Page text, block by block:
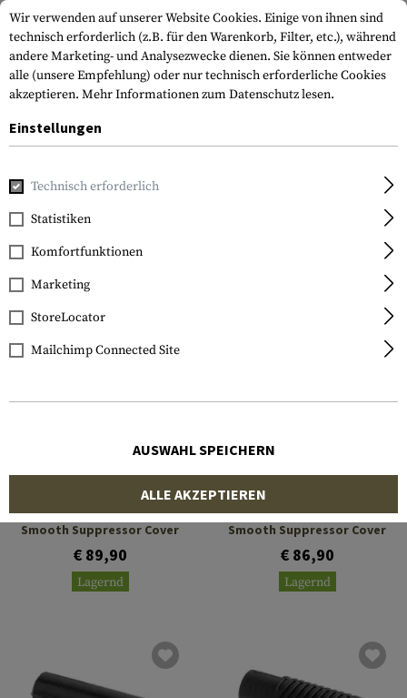
Home Waffenzubehör
FILTER
8 x 1.75 Inch ID Large
Smooth Suppressor Cover
€ 89,90
Lagernd
7.5 x 1.375 Inch ID Slim
Smooth Suppressor Cover
€ 86,90
Lagernd
Wir verwenden auf unserer Website Cookies. Einige von ihnen sind
technisch erforderlich (z.B. für den Warenkorb, Filter, etc.), während
andere Marketing- und Analysezwecke dienen. Sie können entweder
alle (unsere Empfehlung) oder nur technisch erforderliche Cookies
akzeptieren. Mehr Informationen zum Datenschutz lesen.
Einstellungen
Technisch erforderlich
Statistiken
Komfortfunktionen
Marketing
StoreLocator
Mailchimp Connected Site
AUSWAHL SPEICHERN
ALLE AKZEPTIEREN